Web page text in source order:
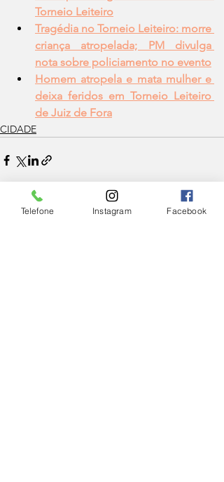
Torneio Leiteiro
Tragédia no Torneio Leiteiro: morre
criança atropelada; PM divulga
nota sobre policiamento no evento
Homem atropela e mata mulher e
deixa feridos em Torneio Leiteiro
de Juiz de Fora
CIDADE
Telefone Instagram Facebook